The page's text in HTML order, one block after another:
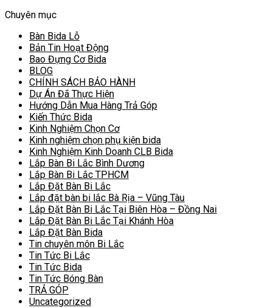
Chuyên mục
Bàn Bida Lỗ
Bản Tin Hoạt Động
Bao Đựng Cơ Bida
BLOG
CHÍNH SÁCH BẢO HÀNH
Dự Án Đã Thực Hiện
Hướng Dẫn Mua Hàng Trả Góp
Kiến Thức Bida
Kinh Nghiệm Chọn Cơ
Kinh nghiệm chọn phụ kiện bida
Kinh Nghiệm Kinh Doanh CLB Bida
Lắp Bàn Bi Lắc Bình Dương
Lắp Bàn Bi Lắc TPHCM
Lắp Đặt Bàn Bi Lắc
Lắp đặt bàn bi lắc Bà Rịa – Vũng Tàu
Lắp Đặt Bàn Bi Lắc Tại Biên Hòa – Đồng Nai
Lắp Đặt Bàn Bi Lắc Tại Khánh Hòa
Lắp Đặt Bàn Bida
Tin chuyên môn Bi Lắc
Tin Tức Bi Lắc
Tin Tức Bida
Tin Tức Bóng Bàn
TRẢ GÓP
Uncategorized